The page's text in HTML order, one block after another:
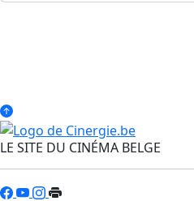
LE SITE DU CINÉMA BELGE